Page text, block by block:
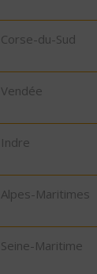
du-Sud
Maritimes
Maritime